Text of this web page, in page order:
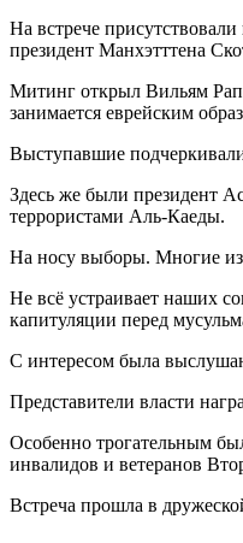
На встрече
президент Манхэтттена
Митинг открыл Вильям
занимается еврейским
Выступавшие
Здесь же были президент
террористами Аль-Каеды.
На носу выборы. Многие из
Не всё устраивает наших
капитуляции перед
С интересом была
Представители власти
Особенно трогательным
инвалидов и ветеранов
Встреча прошла в